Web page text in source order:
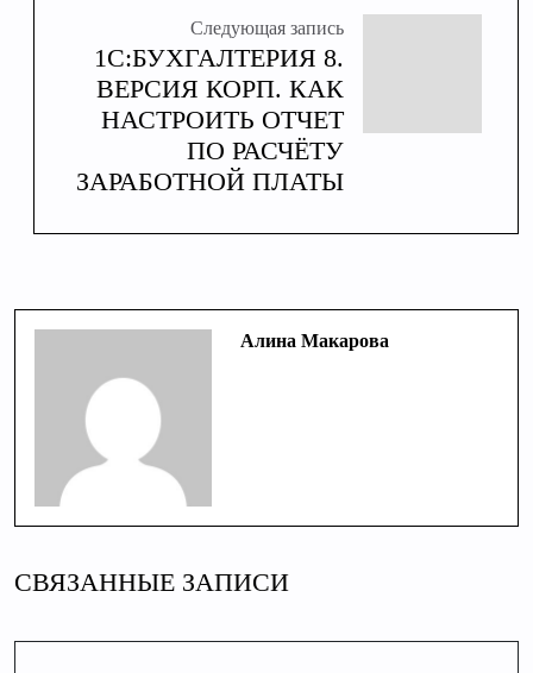
Следующая запись
1С:БУХГАЛТЕРИЯ 8.
ВЕРСИЯ КОРП. КАК
НАСТРОИТЬ ОТЧЕТ
ПО РАСЧЁТУ
ЗАРАБОТНОЙ ПЛАТЫ
Алина Макарова
СВЯЗАННЫЕ ЗАПИСИ